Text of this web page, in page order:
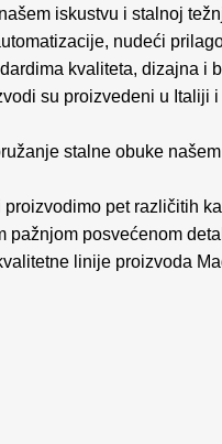
iskustvu i stalnoj
nudeći
kvaliteta, dizajna i
su proizvedeni u Italiji
stalne obuke
proizvodimo pet različitih
pažnjom posvećenom
linije proizvoda